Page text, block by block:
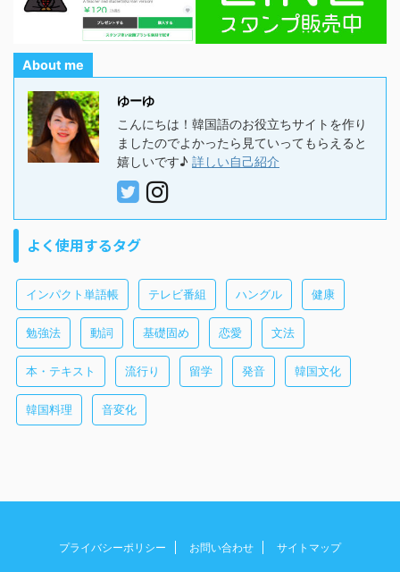
About me
ゆーゆ
こんにちは！韓国語のお役立ちサイトを作り
ましたのでよかったら見ていってもらえると
嬉しいです♪ 詳しい自己紹介
よく使用するタグ
インパクト単語帳 テレビ番組 ハングル 健康
勉強法 動詞 基礎固め 恋愛 文法
本・テキスト 流行り 留学 発音 韓国文化
韓国料理 音変化
プライバシーポリシー お問い合わせ サイトマップ